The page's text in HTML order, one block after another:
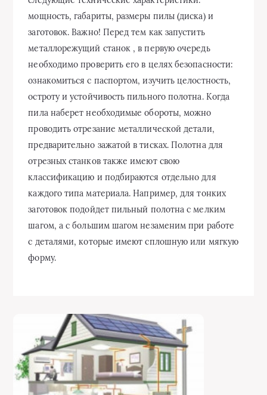
мощность, габариты, размеры пилы (диска) и
заготовок. Важно! Перед тем как запустить
металлорежущий станок , в первую очередь
необходимо проверить его в целях безопасности:
ознакомиться с паспортом, изучить целостность,
остроту и устойчивость пильного полотна. Когда
пила наберет необходимые обороты, можно
проводить отрезание металлической детали,
предварительно зажатой в тисках. Полотна для
отрезных станков также имеют свою
классификацию и подбираются отдельно для
каждого типа материала. Например, для тонких
заготовок подойдет пильный полотна с мелким
шагом, а с большим шагом незаменим при работе
с деталями, которые имеют сплошную или мягкую
форму.